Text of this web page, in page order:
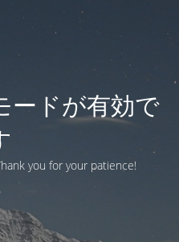
ードが有効で
you for your patience!